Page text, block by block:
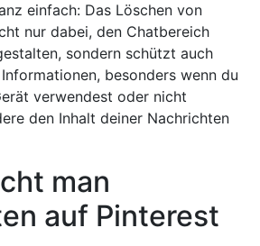
einfach: Das Löschen von
nur dabei, den Chatbereich
sondern schützt auch
besonders wenn du
verwendest oder nicht
den Inhalt deiner Nachrichten
man
auf Pinterest